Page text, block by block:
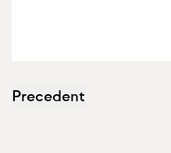
Precedent